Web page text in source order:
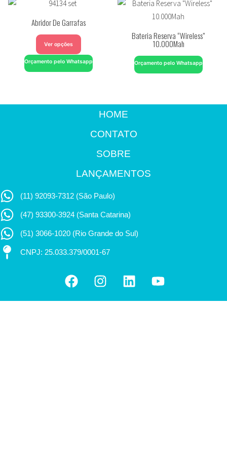
Abridor De Garrafas
Ver opções
Orçamento pelo Whatsapp
Bateria Reserva “Wireless”
10.000Mah
Orçamento pelo Whatsapp
HOME
CONTATO
SOBRE
LANÇAMENTOS
(11) 92093-7312 (São Paulo)
(47) 93300-3924 (Santa Catarina)
(51) 3066-1020 (Rio Grande do Sul)
CNPJ: 25.033.379/0001-67